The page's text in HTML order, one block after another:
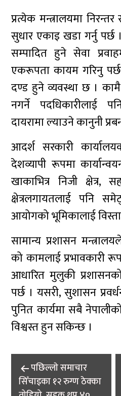
प्रत्येक मन्त्रालयमा
सुधार एकाइ खडा गर्नु
सम्पादित हुने सेवा
एकरूपता कायम गरिनु पर्छ
दण्ड हुने व्यवस्था छ ।
नगर्ने पदधिकारीलाई
दायरामा ल्याउने कानुनी
आदर्श सरकारी
देशव्यापी रूपमा
खाकाभित्र निजी क्षेत्र,
क्षेत्रलगायतलाई पनि
आयोगको भूमिकालाई
सामान्य प्रशासन
को कामलाई प्रभावकारी
आधारित मुलुकी प्रशासनको
पर्छ । यसरी, सुशासन
पुनित कार्यमा सबै
विश्वस्त हुन सकिन्छ ।
Post
navigation
पछिल्लाे समाचार
सिँचाइका १२ रुग्ण ठेक्का